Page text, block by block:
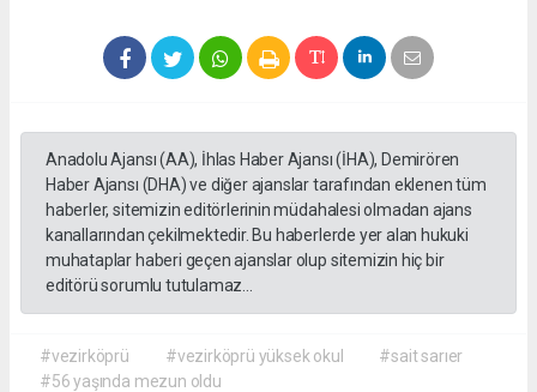
Anadolu Ajansı (AA), İhlas Haber Ajansı (İHA), Demirören
Haber Ajansı (DHA) ve diğer ajanslar tarafından eklenen tüm
haberler, sitemizin editörlerinin müdahalesi olmadan ajans
kanallarından çekilmektedir. Bu haberlerde yer alan hukuki
muhataplar haberi geçen ajanslar olup sitemizin hiç bir
editörü sorumlu tutulamaz...
#vezirköprü #vezirköprü yüksek okul
#sait sarıer
#56 yaşında mezun oldu